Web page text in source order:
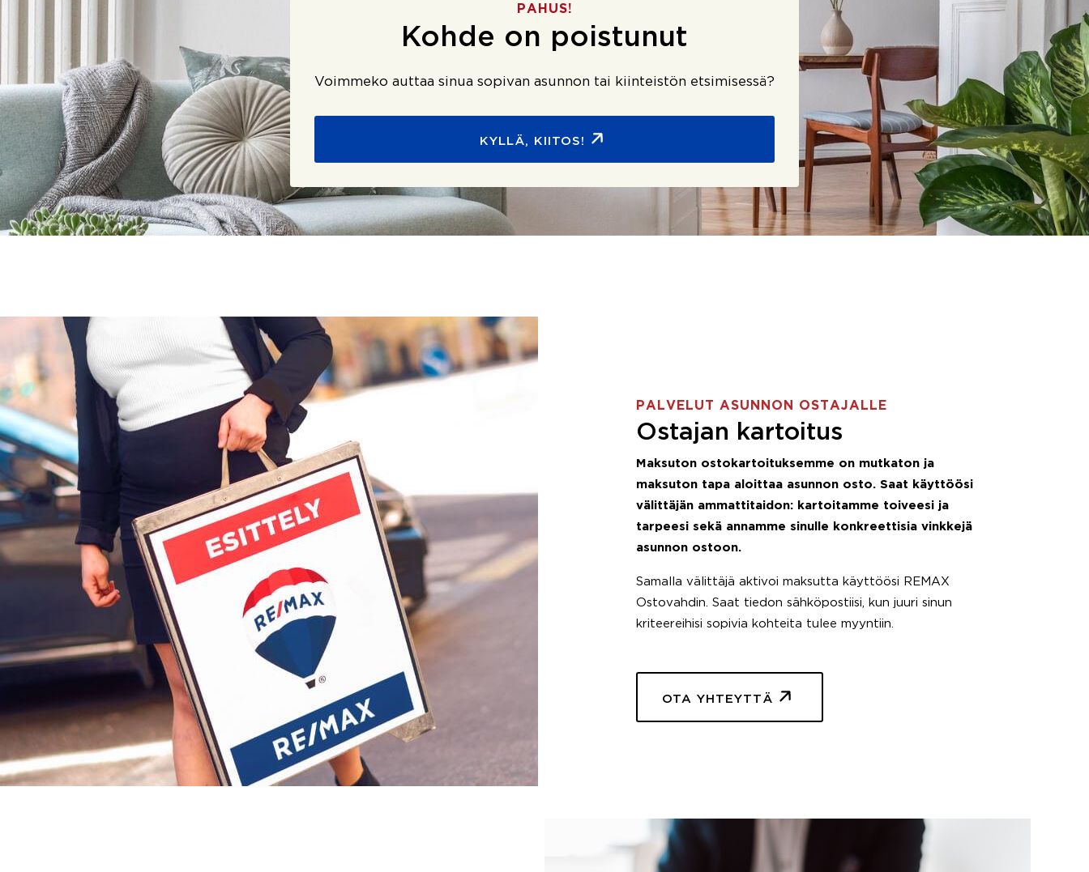
PAHUS!
Kohde on poistunut
Voimmeko auttaa sinua sopivan asunnon tai kiinteistön etsimisessä?
KYLLÄ, KIITOS!
PALVELUT ASUNNON OSTAJALLE
Ostajan kartoitus
Maksuton ostokartoituksemme on mutkaton ja
maksuton tapa aloittaa asunnon osto. Saat käyttöösi
välittäjän ammattitaidon: kartoitamme toiveesi ja
tarpeesi sekä annamme sinulle konkreettisia vinkkejä
asunnon ostoon.
Samalla välittäjä aktivoi maksutta käyttöösi REMAX
Ostovahdin. Saat tiedon sähköpostiisi, kun juuri sinun
kriteereihisi sopivia kohteita tulee myyntiin.
OTA YHTEYTTÄ